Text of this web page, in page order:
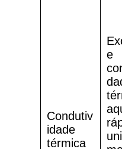
Condutiv
idade
térmica
e